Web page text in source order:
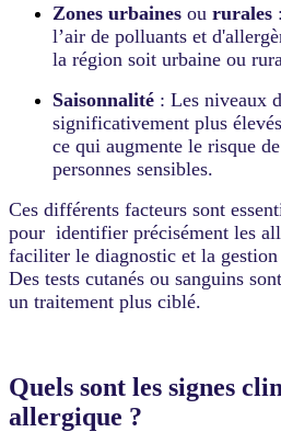
Zones urbaines ou rurales
l’air de polluants et
la région soit urbaine ou
Saisonnalité : Les niveaux
significativement plus
ce qui augmente le risque
personnes sensibles.
Ces différents facteurs sont
pour identifier précisément les
faciliter le diagnostic et la
Des tests cutanés ou sanguins
un traitement plus ciblé.
Quels sont les signes
allergique ?